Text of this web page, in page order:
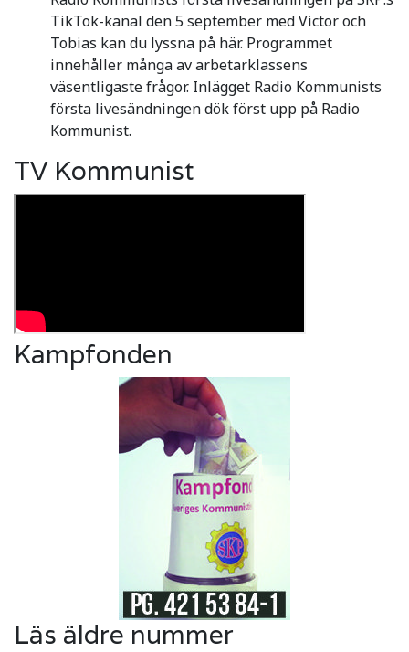
TikTok-kanal den 5 september med Victor och
Tobias kan du lyssna på här. Programmet
innehåller många av arbetarklassens
väsentligaste frågor. Inlägget Radio Kommunists
första livesändningen dök först upp på Radio
Kommunist.
TV Kommunist
Kampfonden
Läs äldre nummer